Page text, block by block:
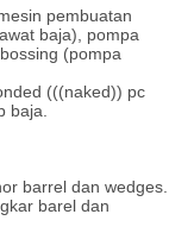
pembuatan
baja), pompa
(pompa
(((naked)) pc
baja.
barrel dan wedges.
barel dan